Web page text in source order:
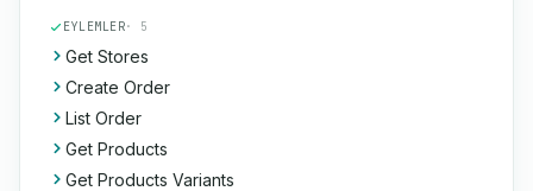
EYLEMLER· 5
Get Stores
Create Order
List Order
Get Products
Get Products Variants